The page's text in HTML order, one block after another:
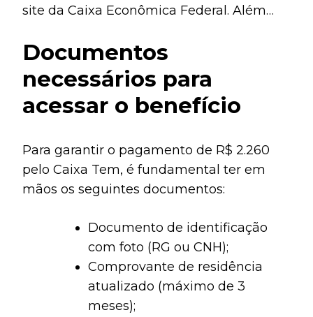
site da Caixa Econômica Federal. Além
para evitar problemas de acesso.
Documentos
necessários para
acessar o benefício
Para garantir o pagamento de R$ 2.260
pelo Caixa Tem, é fundamental ter em
mãos os seguintes documentos:
Documento de identificação
com foto (RG ou CNH);
Comprovante de residência
atualizado (máximo de 3
meses);